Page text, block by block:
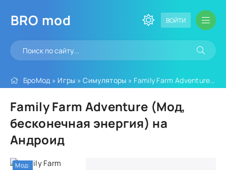
BRO mod ВОЙТИ
БроМод » Игры »Симуляторы » Family Farm Adventure (Мод, бесконечная энергия)
Family Farm Adventure (Мод,
бесконечная энергия) на
Андроид
Мод: